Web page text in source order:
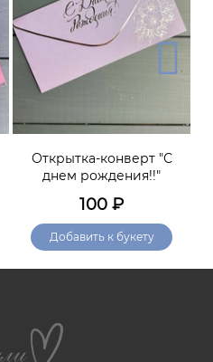
Открытка-конверт "С
днем рождения!!"
100 ₽
Добавить к букету